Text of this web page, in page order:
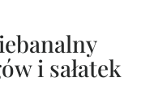
i sałatek